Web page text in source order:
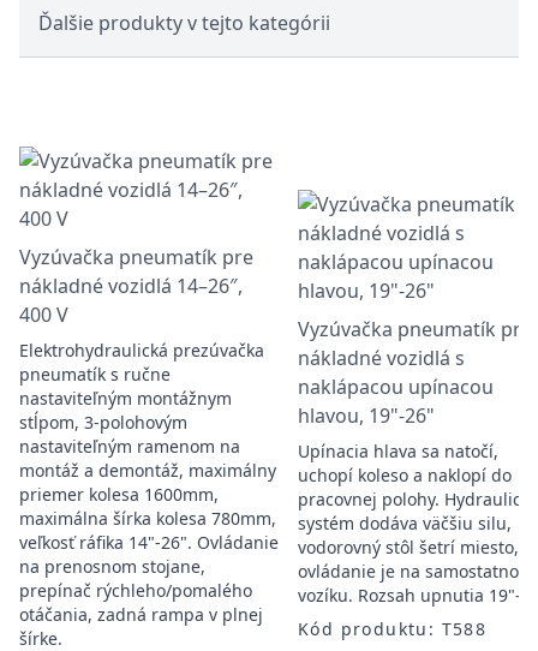
Ďalšie produkty v tejto kategórii
Vyzúvačka pneumatík pre
nákladné vozidlá 14–26″,
400 V
Elektrohydraulická prezúvačka
pneumatík s ručne
nastaviteľným montážnym
stĺpom, 3-polohovým
nastaviteľným ramenom na
montáž a demontáž, maximálny
priemer kolesa 1600mm,
maximálna šírka kolesa 780mm,
veľkosť ráfika 14"-26". Ovládanie
na prenosnom stojane,
prepínač rýchleho/pomalého
otáčania, zadná rampa v plnej
šírke.
Vyzúvačka pneumatík pre
nákladné vozidlá s
naklápacou upínacou
hlavou, 19"-26"
Upínacia hlava sa natočí,
uchopí koleso a naklopí do
pracovnej polohy. Hydraulický
systém dodáva väčšiu silu,
vodorovný stôl šetrí miesto,
ovládanie je na samostatnom
vozíku. Rozsah upnutia 19"-
Kód produktu: T588